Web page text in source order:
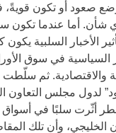
صعود أو تكون قويةً، فإن
ذي شأن. أما عندما
الأخبار السلبية
السياسية في سوق
والاقتصادية. ثم
لدول مجلس
أثّرت سلبًا في
وأن تلك